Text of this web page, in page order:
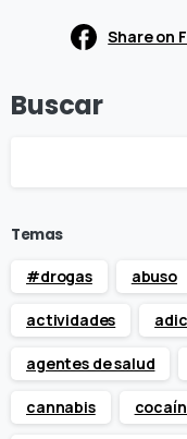
Share on
Buscar
Temas
#drogas
abuso
actividades
agentes de salud
cannabis